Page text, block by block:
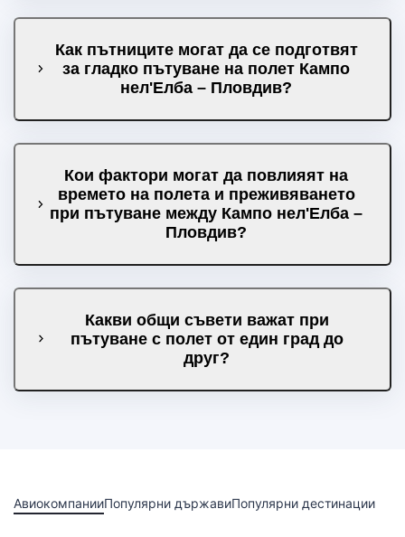
Как пътниците могат да се подготвят
за гладко пътуване на полет Кампо
нел'Елба – Пловдив?
Кои фактори могат да повлияят на
времето на полета и преживяването
при пътуване между Кампо нел'Елба –
Пловдив?
Какви общи съвети важат при
пътуване с полет от един град до
друг?
АвиокомпанииПопулярни държавиПопулярни дестинации